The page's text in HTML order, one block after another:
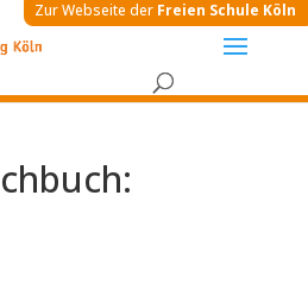
Zur Webseite der Freien Schule Köln